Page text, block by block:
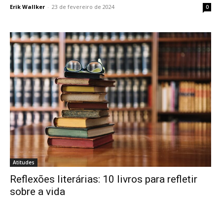
Erik Wallker - 23 de fevereiro de 2024 0
Atitudes
Reflexões literárias: 10 livros para refletir
sobre a vida